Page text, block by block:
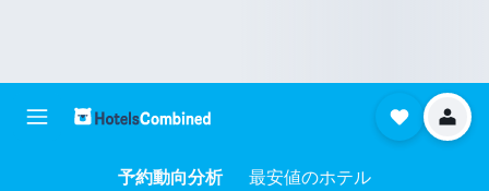
予約動向分析 最安値のホテル